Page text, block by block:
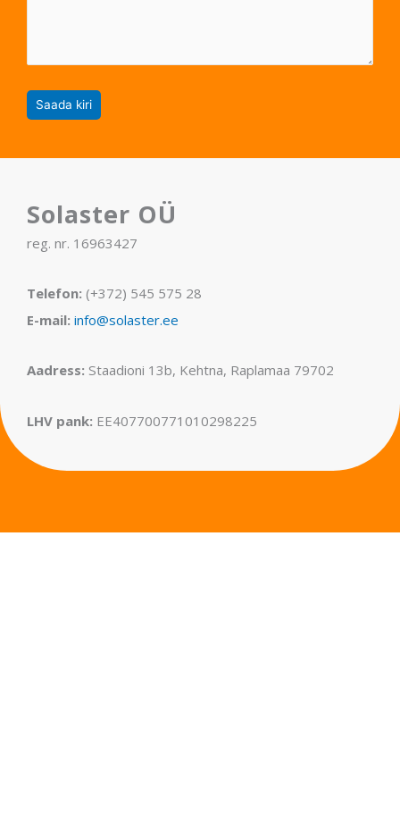
Solaster OÜ
reg. nr. 16963427
Telefon: (+372) 545 575 28
E-mail: info@solaster.ee
Aadress: Staadioni 13b, Kehtna, Raplamaa 79702
LHV pank: EE407700771010298225